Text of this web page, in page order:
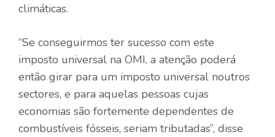
climáticas.
“Se conseguirmos ter sucesso com este
imposto universal na OMI, a atenção poderá
então girar para um imposto universal noutros
sectores, e para aquelas pessoas cujas
economias são fortemente dependentes de
combustíveis fósseis, seriam tributadas”, disse